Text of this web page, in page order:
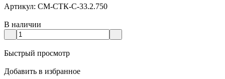
Артикул: CM-СТК-С-33.2.750
В наличии
Быстрый просмотр
Добавить в избранное